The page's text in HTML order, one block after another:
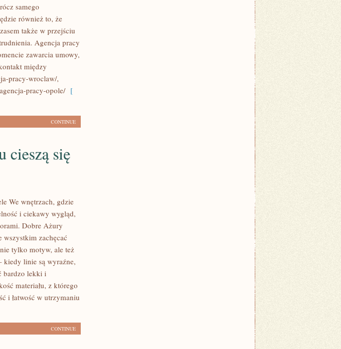
samego
również to, że
także w przejściu
Agencja pracy
zawarcia umowy,
między
pracy-wroclaw/,
pracy-opole/[
CONTINUE
cieszą się
We wnętrzach, gdzie
i ciekawy wygląd,
Dobre Ażury
zachęcać
tylko motyw, ale też
kiedy linie są wyraźne,
bardzo lekki i
materiału, z którego
i łatwość w utrzymaniu
CONTINUE